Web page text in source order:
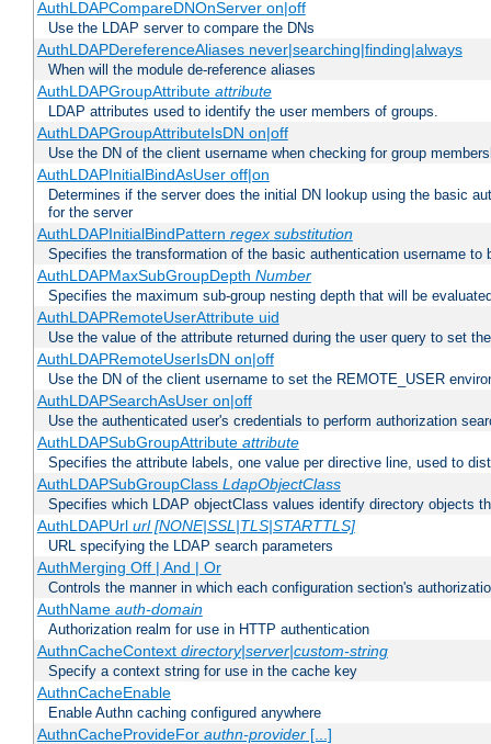
AuthLDAPCompareDNOnServer on|off
Use the LDAP server to compare the DNs
AuthLDAPDereferenceAliases never|searching|finding|always
When will the module de-reference aliases
AuthLDAPGroupAttribute attribute
LDAP attributes used to identify the user members of groups.
AuthLDAPGroupAttributeIsDN on|off
Use the DN of the client username when checking for group
AuthLDAPInitialBindAsUser off|on
Determines if the server does the initial DN lookup using the basic
for the server
AuthLDAPInitialBindPattern regex substitution
Specifies the transformation of the basic authentication username
AuthLDAPMaxSubGroupDepth Number
Specifies the maximum sub-group nesting depth that will be
AuthLDAPRemoteUserAttribute uid
Use the value of the attribute returned during the user query to set
AuthLDAPRemoteUserIsDN on|off
Use the DN of the client username to set the REMOTE_USER
AuthLDAPSearchAsUser on|off
Use the authenticated user's credentials to perform authorization
AuthLDAPSubGroupAttribute attribute
Specifies the attribute labels, one value per directive line, used to
AuthLDAPSubGroupClass LdapObjectClass
Specifies which LDAP objectClass values identify directory objects
AuthLDAPUrl url [NONE|SSL|TLS|STARTTLS]
URL specifying the LDAP search parameters
AuthMerging Off | And | Or
Controls the manner in which each configuration section's
AuthName auth-domain
Authorization realm for use in HTTP authentication
AuthnCacheContext directory|server|custom-string
Specify a context string for use in the cache key
AuthnCacheEnable
Enable Authn caching configured anywhere
AuthnCacheProvideFor authn-provider[...]